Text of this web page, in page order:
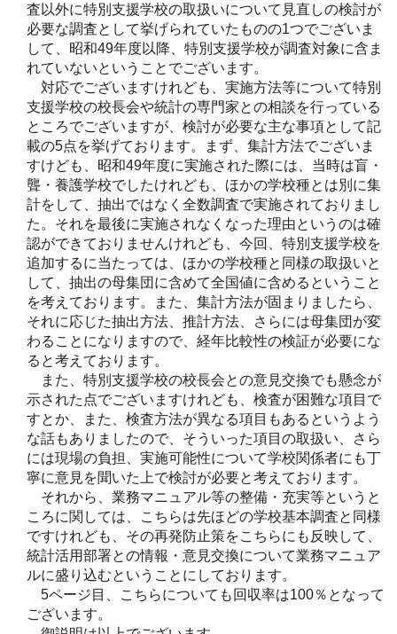
査以外に特別支援学校の取扱いについて見直しの検討が
必要な調査として挙げられていたものの1つでございま
して、昭和49年度以降、特別支援学校が調査対象に含ま
れていないということでございます。
対応でございますけれども、実施方法等について特別
支援学校の校長会や統計の専門家との相談を行っている
ところでございますが、検討が必要な主な事項として記
載の5点を挙げております。まず、集計方法でございま
すけども、昭和49年度に実施された際には、当時は盲・
聾・養護学校でしたけれども、ほかの学校種とは別に集
計をして、抽出ではなく全数調査で実施されておりまし
た。それを最後に実施されなくなった理由というのは確
認ができておりませんけれども、今回、特別支援学校を
追加するに当たっては、ほかの学校種と同様の取扱いと
して、抽出の母集団に含めて全国値に含めるということ
を考えております。また、集計方法が固まりましたら、
それに応じた抽出方法、推計方法、さらには母集団が変
わることになりますので、経年比較性の検証が必要にな
ると考えております。
また、特別支援学校の校長会との意見交換でも懸念が
示された点でございますけれども、検査が困難な項目で
すとか、また、検査方法が異なる項目もあるというよう
な話もありましたので、そういった項目の取扱い、さら
には現場の負担、実施可能性について学校関係者にも丁
寧に意見を聞いた上で検討が必要と考えております。
それから、業務マニュアル等の整備・充実等というと
ころに関しては、こちらは先ほどの学校基本調査と同様
ですけれども、その再発防止策をこちらにも反映して、
統計活用部署との情報・意見交換について業務マニュア
ルに盛り込むということにしております。
5ページ目、こちらについても回収率は100％となって
ございます。